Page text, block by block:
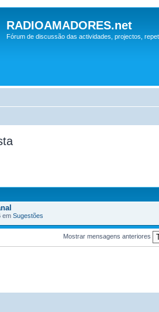
RADIOAMADORES.net
Fórum de discussão das actividades, projectos,
em Sugestões
Mostrar mensagens anteriores